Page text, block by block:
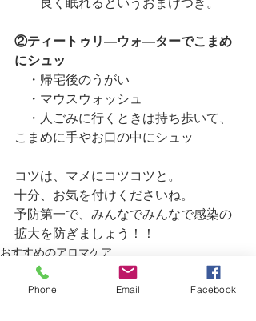
②ティートゥリ―ウォ―ターでこまめ
にシュッ
・帰宅後のうがい
・マウスウォッシュ
・人ごみに行くときは持ち歩いて、
こまめに手やお口の中にシュッ
コツは、マメにコツコツと。
十分、お気を付けくださいね。
予防第一で、みんなでみんなで感染の
拡大を防ぎましょう！！
おすすめのアロマケア
Phone Email Facebook